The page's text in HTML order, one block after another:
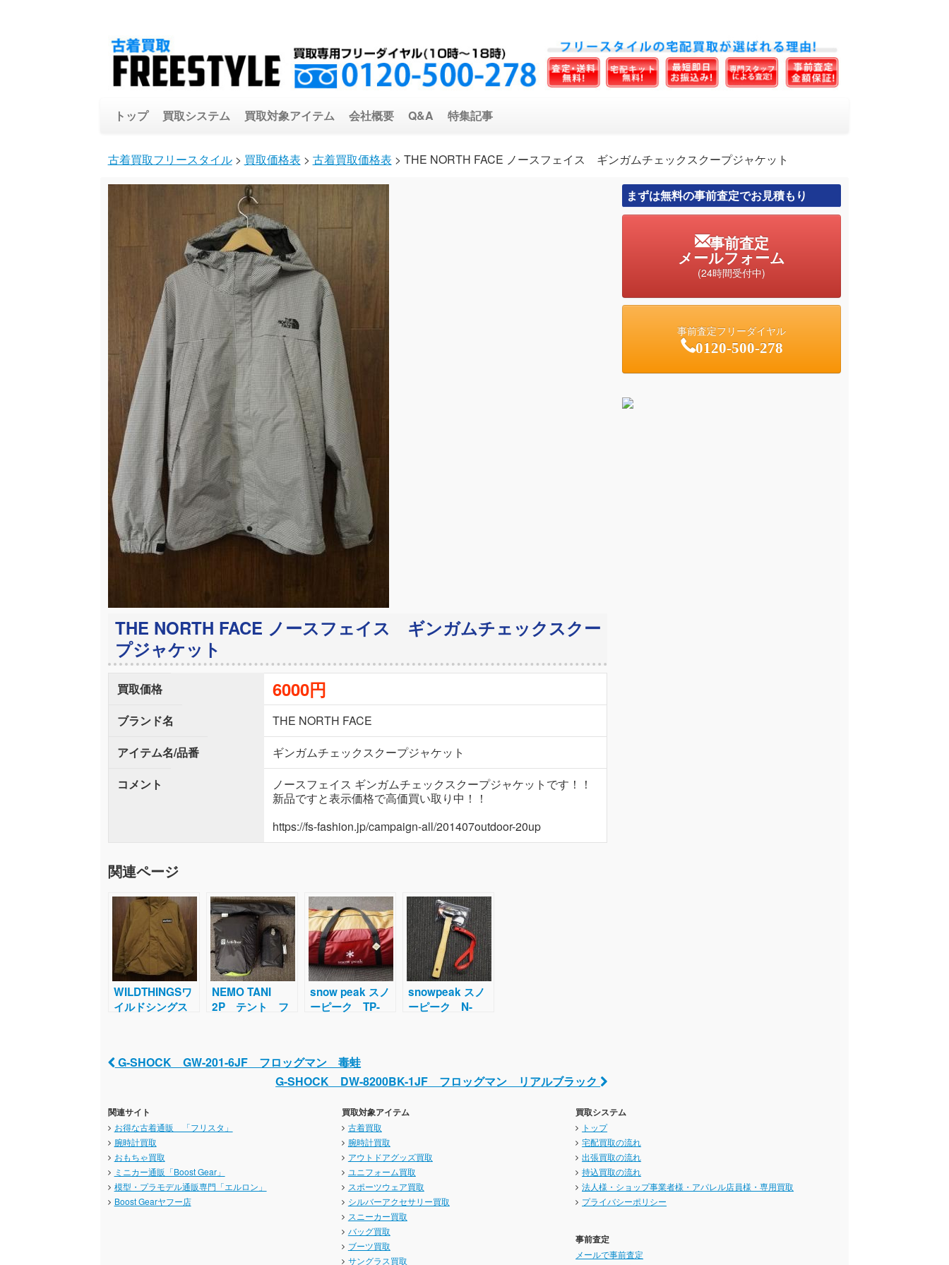
トップ 買取システム 買取対象アイテム 会社概要 Q&A 特集記事
古着買取フリースタイル> 買取価格表 > 古着買取価格表 > THE NORTH FACE ノースフェイス ギンガムチェックスクープジャケット
THE NORTH FACE ノースフェイス ギンガムチェックスクー
プジャケット
買取価格 6000円
ブランド名
THE NORTH FACE
アイテム名/品番
ギンガムチェックスクープジャケット
コメント
ノースフェイス ギンガムチェックスクープジャケットです！！
新品ですと表示価格で高価買い取り中！！
https://fs-fashion.jp/campaign-all/201407outdoor-20up
関連ページ
WILDTHINGSワ
イルドシングス
NEMO TANI
2P テント フ
snow peak スノ
ーピーク TP-
snowpeak スノ
ーピーク N-
Post navigation
G-SHOCK GW-201-6JF フロッグマン 毒蛙
G-SHOCK DW-8200BK-1JF フロッグマン リアルブラック
まずは無料の事前査定でお見積もり
事前査定
メールフォーム
(24時間受付中)
事前査定フリーダイヤル
0120-500-278
関連サイト
お得な古着通販 「フリスタ」
腕時計買取
おもちゃ買取
ミニカー通販「Boost Gear」
模型・プラモデル通販専門「エルロン」
Boost Gearヤフー店
買取対象アイテム
古着買取
腕時計買取
アウトドアグッズ買取
ユニフォーム買取
スポーツウェア買取
シルバーアクセサリー買取
スニーカー買取
バッグ買取
ブーツ買取
サングラス買取
買取システム
トップ
宅配買取の流れ
出張買取の流れ
持込買取の流れ
法人様・ショップ事業者様・アパレル店員様・専用買取
プライバシーポリシー
事前査定
メールで事前査定